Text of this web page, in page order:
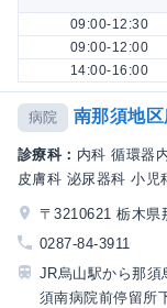
09:00-12:30
09:00-12:00
14:00-16:00
病院 南那須地
診療科： 内科 循環器
皮膚科 泌尿器科 小児
〒3210621 栃木県
0287-84-3911
JR烏山駅から那須
須南病院前停留所